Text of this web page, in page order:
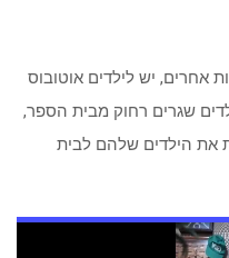
אחרים, יש לילדים אוטובוס
שגרים רחוק מבית הספר,
את הילדים שלהם לבית